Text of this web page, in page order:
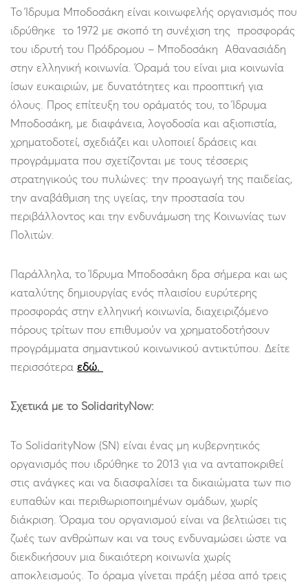
Το Ίδρυμα Μποδοσάκη είναι κοινωφελής οργανισμός που
ιδρύθηκε το 1972 με σκοπό τη συνέχιση της προσφοράς
του ιδρυτή του Πρόδρομου – Μποδοσάκη Αθανασιάδη
στην ελληνική κοινωνία. Όραμά του είναι μια κοινωνία
ίσων ευκαιριών, με δυνατότητες και προοπτική για
όλους. Προς επίτευξη του οράματός του, το Ίδρυμα
Μποδοσάκη, με διαφάνεια, λογοδοσία και αξιοπιστία,
χρηματοδοτεί, σχεδιάζει και υλοποιεί δράσεις και
προγράμματα που σχετίζονται με τους τέσσερις
στρατηγικούς του πυλώνες: την προαγωγή της παιδείας,
την αναβάθμιση της υγείας, την προστασία του
περιβάλλοντος και την ενδυνάμωση της Κοινωνίας των
Πολιτών.
Παράλληλα, το Ίδρυμα Μποδοσάκη δρα σήμερα και ως
καταλύτης δημιουργίας ενός πλαισίου ευρύτερης
προσφοράς στην ελληνική κοινωνία, διαχειριζόμενο
πόρους τρίτων που επιθυμούν να χρηματοδοτήσουν
προγράμματα σημαντικού κοινωνικού αντικτύπου. Δείτε
περισσότερα εδώ.
Σχετικά με το SolidarityNow:
Το SolidarityNow (SN) είναι ένας μη κυβερνητικός
οργανισμός που ιδρύθηκε το 2013 για να ανταποκριθεί
στις ανάγκες και να διασφαλίσει τα δικαιώματα των πιο
ευπαθών και περιθωριοποιημένων ομάδων, χωρίς
διάκριση. Όραμα του οργανισμού είναι να βελτιώσει τις
ζωές των ανθρώπων και να τους ενδυναμώσει ώστε να
διεκδικήσουν μια δικαιότερη κοινωνία χωρίς
αποκλεισμούς. Το όραμα γίνεται πράξη μέσα από τρεις